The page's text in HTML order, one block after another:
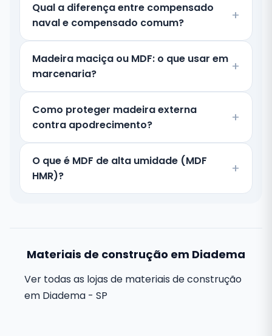
Qual a diferença entre compensado
naval e compensado comum?
Madeira maciça ou MDF: o que usar em
marcenaria?
Como proteger madeira externa
contra apodrecimento?
O que é MDF de alta umidade (MDF
HMR)?
Materiais de construção em Diadema
Ver todas as lojas de materiais de construção
em Diadema - SP